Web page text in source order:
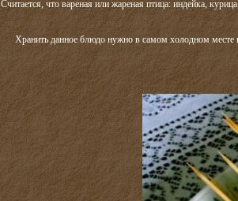
Считается, что вареная или жареная птица: индейка,
Хранить данное блюдо нужно в самом холодном